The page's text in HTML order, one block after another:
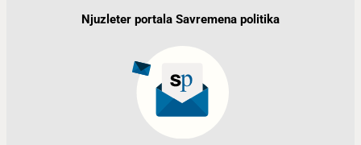
Njuzleter portala Savremena politika